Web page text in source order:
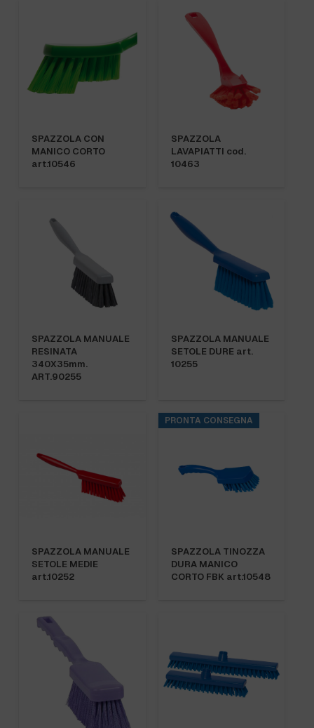
SPAZZOLA CON
MANICO CORTO
art.10546
SPAZZOLA
LAVAPIATTI cod.
10463
SPAZZOLA MANUALE
RESINATA
340X35mm.
ART.90255
SPAZZOLA MANUALE
SETOLE DURE art.
10255
SPAZZOLA MANUALE
SETOLE MEDIE
art.10252
PRONTA CONSEGNA
SPAZZOLA TINOZZA
DURA MANICO
CORTO FBK art.10548